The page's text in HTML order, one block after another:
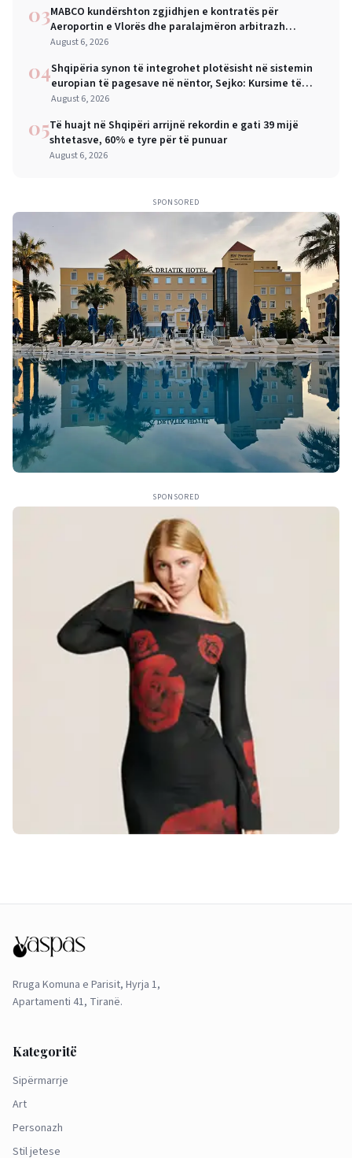
03MABCO kundërshton zgjidhjen e kontratës për
Aeroportin e Vlorës dhe paralajmëron arbitrazh
ndërkombëtar
August 6, 2026
04Shqipëria synon të integrohet plotësisht në sistemin
europian të pagesave në nëntor, Sejko: Kursime të
mëdha për qytetarët dhe bizneset
August 6, 2026
05Të huajt në Shqipëri arrijnë rekordin e gati 39 mijë
shtetasve, 60% e tyre për të punuar
August 6, 2026
SPONSORED
SPONSORED
Rruga Komuna e Parisit, Hyrja 1,
Apartamenti 41, Tiranë.
Kategoritë
Sipërmarrje
Art
Personazh
Stil jetese